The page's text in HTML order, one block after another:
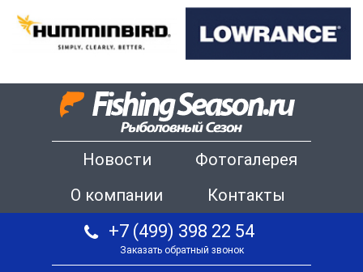
Новости
Фотогалерея
О компании
Контакты
+7 (499) 398 22 54
Заказать обратный звонок